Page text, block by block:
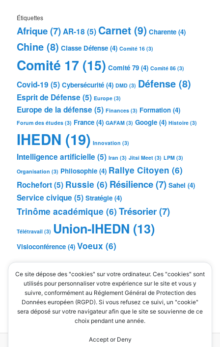
Étiquettes
Afrique(7)AR-18 (5) Carnet(9) Charente (4)
Chine (8) Classe Défense (4) Comité 16 (3)
Comité 17 (15) Comité 79 (4) Comité 86 (3)
Covid-19 (5) Cybersécurité (4) DMD (3) Défense (8)
Esprit de Défense (5) Europe (3)
Europe de la défense (5) Finances (3) Formation (4)
Forum des études (3) France (4) GAFAM (3) Google (4) Histoire (3)
IHEDN (19) Innovation (3)
Intelligence artificielle (5) Iran (3) Jitsi Meet (3) LPM (3)
Organisation (3) Philosophie (4) Rallye Citoyen (6)
Rochefort(5) Russie (6) Résilience(7) Sahel (4)
Service civique (5) Stratégie (4)
Trinôme académique (6) Trésorier(7)
Télétravail (3) Union-IHEDN (13)
Visioconférence (4) Voeux (6)
MÉTA
Connexion
Flux des publications
Flux des commentaires
Site de WordPress-FR
Ce site dépose des "cookies" sur votre ordinateur. Ces "cookies" sont
utilisés pour personnaliser votre expérience sur le site et vous y
suivre, conformément au Réglement Général de Protection des
Données européen (RGPD). Si vous refusez ce suivi, un "cookie"
sera déposé sur votre navigateur afin que le site se souvienne de ce
choix pendant une année.
Accept or Deny